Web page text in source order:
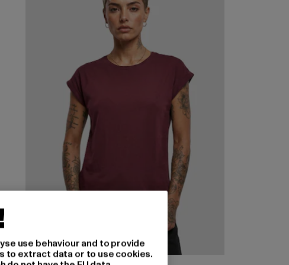
use behaviour and to provide
to extract data or to use cookies.